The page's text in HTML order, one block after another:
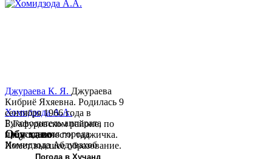
Хомидзода А.А.
Руководитель аппарата
председателя города
Хомидзода Абдувахоб
Абдумаджид родился 8
Джураева К. Я. Джураева
Кибриё Яхяевна. Родилась 9
сентября 1966 года в
Б.Гафуровском районе, по
национальности таджичка.
Имеет высшее образование.
В 1997 ...
Обу хаво
Погода в Хуҷанд